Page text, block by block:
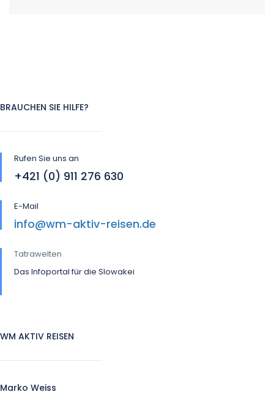
BRAUCHEN SIE HILFE?
Rufen Sie uns an
+421 (0) 911 276 630
E-Mail
info@wm-aktiv-reisen.de
Tatrawelten
Das Infoportal für die Slowakei
WM AKTIV REISEN
Marko Weiss